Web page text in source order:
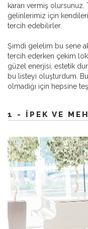
kararı vermiş olursunuz.
gelinlerimiz için
tercih edebilirler.
Şimdi gelelim bu sene
tercih ederken çekim
güzel enerjisi, estetik
bu listeyi oluşturdum.
olmadığı için hepsine
1 - İPEK VE